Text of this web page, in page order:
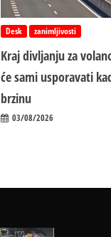
Desk zanimljivosti
Kraj divljanju za
će sami usporavati
brzinu
03/08/2026